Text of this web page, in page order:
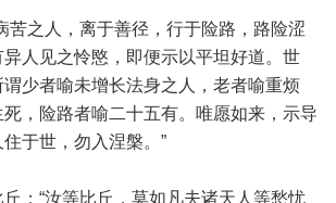
苦之人，离于善径，行于险路，路险涩
人见之怜愍，即便示以平坦好道。世
少者喻未增长法身之人，老者喻重烦
，险路者喻二十五有。唯愿如来，示导
于世，勿入涅槃。”
：“汝等比丘，莫如凡夫诸天人等愁忧